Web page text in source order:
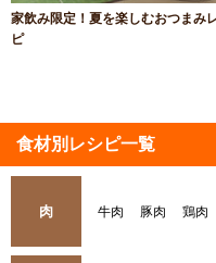
家飲み限定！夏を楽しむおつまみ
ピ
食材別レシピ一覧
肉 牛肉 豚肉 鶏肉